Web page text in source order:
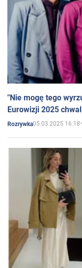
"Nie mogę tego
Eurowizji 2025
Rozrywka05.03.2025 16:18